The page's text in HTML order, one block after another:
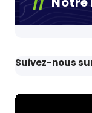
Suivez-nous